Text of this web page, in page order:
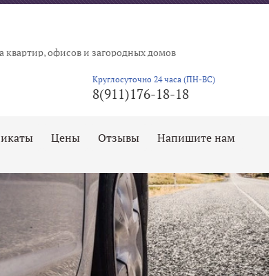
офисов и загородных домов
Круглосуточно 24 часа (ПН-ВС)
8(911)176-18-18
Цены Отзывы Напишите нам